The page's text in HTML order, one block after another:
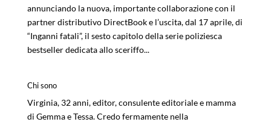
annunciando la nuova, importante collaborazione con il
partner distributivo DirectBook e l’uscita, dal 17 aprile, di
“Inganni fatali”, il sesto capitolo della serie poliziesca
bestseller dedicata allo sceriffo...
Chi sono
Virginia, 32 anni, editor, consulente editoriale e mamma
di Gemma e Tessa. Credo fermamente nella